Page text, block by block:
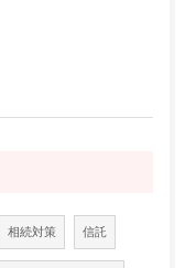
相続対策 信託